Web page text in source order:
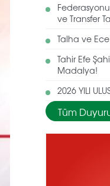
ve Transfer
Talha ve
Tahir Efe
Madalya!
2026 YILI
Tüm